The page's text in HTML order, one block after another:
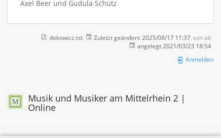
Axel Beer und Gudula Schütz
dokowicz.txt Zuletzt geändert: 2025/08/17 11:37 vonab
angelegt 2021/03/23 18:54
Anmelden
Musik und Musiker am Mittelrhein 2 |
Online